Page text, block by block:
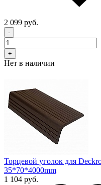
2 099 руб.
-
+
Нет в наличии
Торцевой уголок для
35*70*4000mm
1 104 руб.